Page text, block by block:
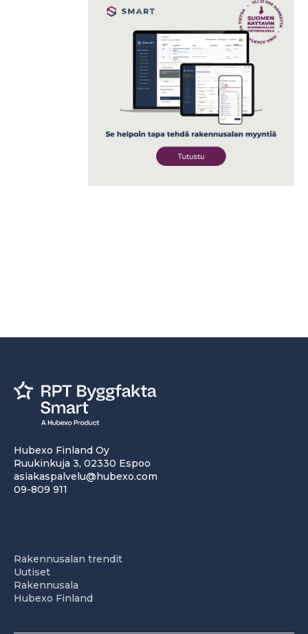
Hubexo Finland Oy
Ruukinkuja 3, 02330 Espoo
asiakaspalvelu@hubexo.com
09-809 911
Rakennusalan trendit
Uutiset
Rakennusala
Hubexo Finland